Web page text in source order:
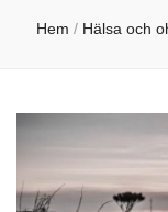
Hem / Hälsa och